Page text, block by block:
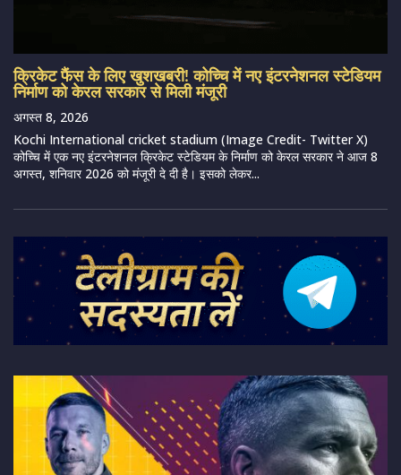
क्रिकेट फैंस के लिए खुशखबरी! कोच्चि में नए इंटरनेशनल स्टेडियम
निर्माण को केरल सरकार से मिली मंजूरी
अगस्त 8, 2026
Kochi International cricket stadium (Image Credit- Twitter X)
कोच्चि में एक नए इंटरनेशनल क्रिकेट स्टेडियम के निर्माण को केरल सरकार ने आज 8
अगस्त, शनिवार 2026 को मंजूरी दे दी है। इसको लेकर...